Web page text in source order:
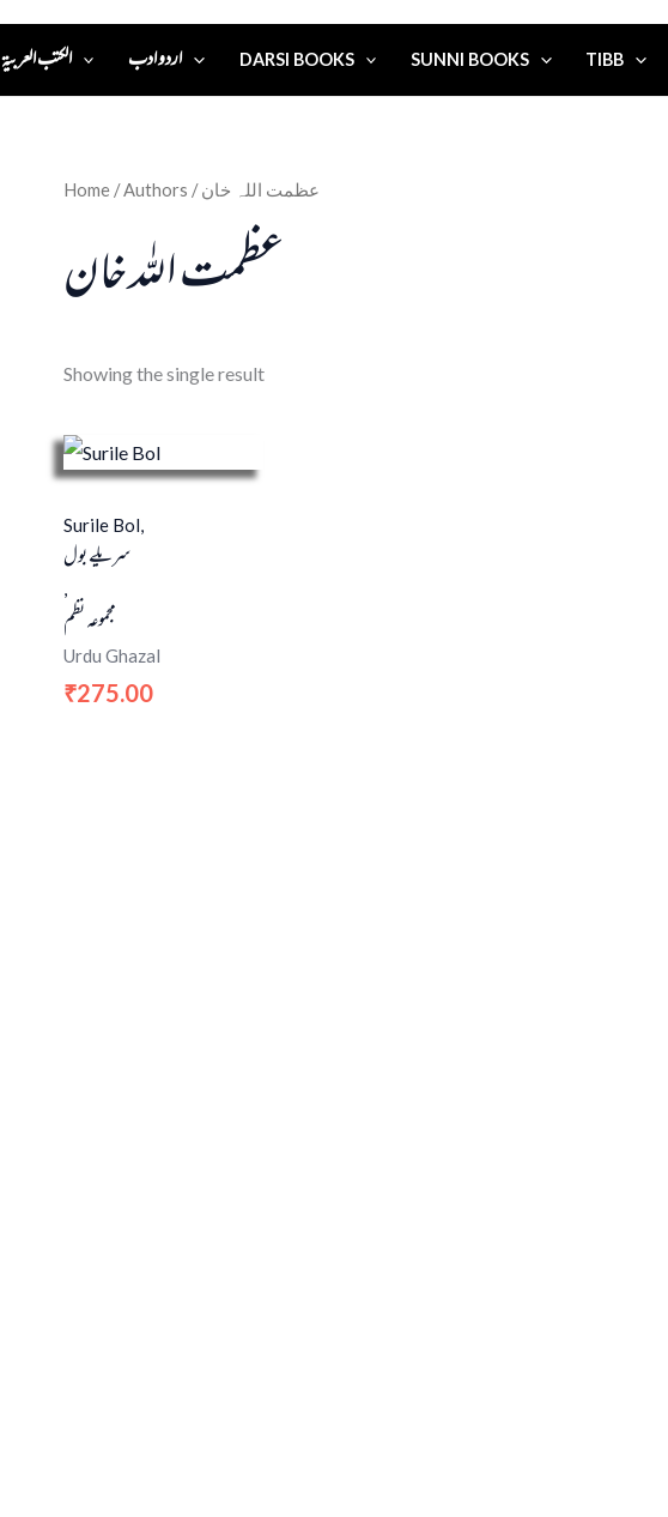
الكتب العربية اردو ادب DARSI BOOKS SUNNI BOOKS TIBB
Home / Authors / عظمت اللہ خان
عظمت اللہ خان
Showing the single result
Surile Bol,
سریلے بول
مجموعہ نظم
Urdu Ghazal
₹275.00